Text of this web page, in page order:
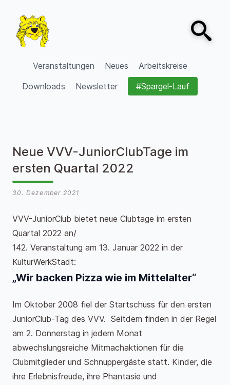
VVV Burgdorf
Veranstaltungen Neues
Arbeitskreise
Downloads
Newsletter #Spargel-Lauf
Open
Neue VVV-JuniorClubTage im
ersten Quartal 2022
30. Dezember 2021
VVV-JuniorClub bietet neue Clubtage im ersten
Quartal 2022 an/
142. Veranstaltung am 13. Januar 2022 in der
KulturWerkStadt:
„Wir backen Pizza wie im Mittelalter“
Im Oktober 2008 fiel der Startschuss für den ersten
JuniorClub-Tag des VVV. Seitdem finden in der Regel
am 2. Donnerstag in jedem Monat
abwechslungsreiche Mitmachaktionen für die
Clubmitglieder und Schnuppergäste statt. Kinder, die
ihre Erlebnisfreude, ihre Phantasie und